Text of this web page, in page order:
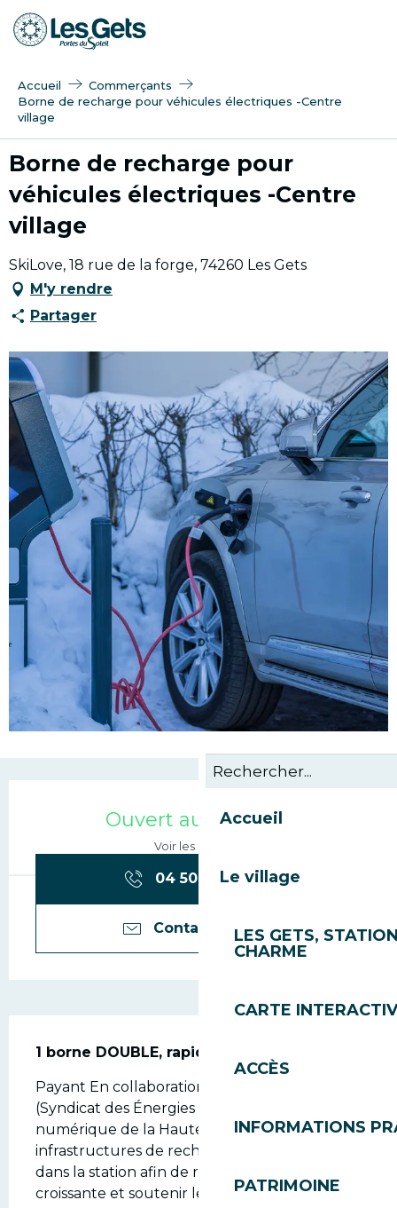
Aller
au
Accueil
Le village
LES GETS,
CHARME
CARTE
ACCÈS
INFORMATIONS
PATRIMOINE
Accueil
Commerçants
Borne de recharge pour véhicules électriques -Centre
village
Borne de recharge pour
véhicules électriques -Centre
village
SkiLove, 18 rue de la forge, 74260 Les Gets
M'y rendre
Partager
Ouverture et
Ouvert aujourd'hui
Voir les horaires
04 50 74 74▒▒
Contactez-nous
Description
1 borne DOUBLE, rapide. 60 kW et 22kW.
Payant En collaboration avec le SYANE
(Syndicat des Énergies et de l’Aménagement
numérique de la Haute-Savoie) de nouvelles
infrastructures de recharge ont été installées
dans la station afin de répondre à la demande
croissante et soutenir le développement des